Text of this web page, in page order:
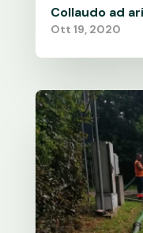
Collaudo ad
Ott 19, 2020